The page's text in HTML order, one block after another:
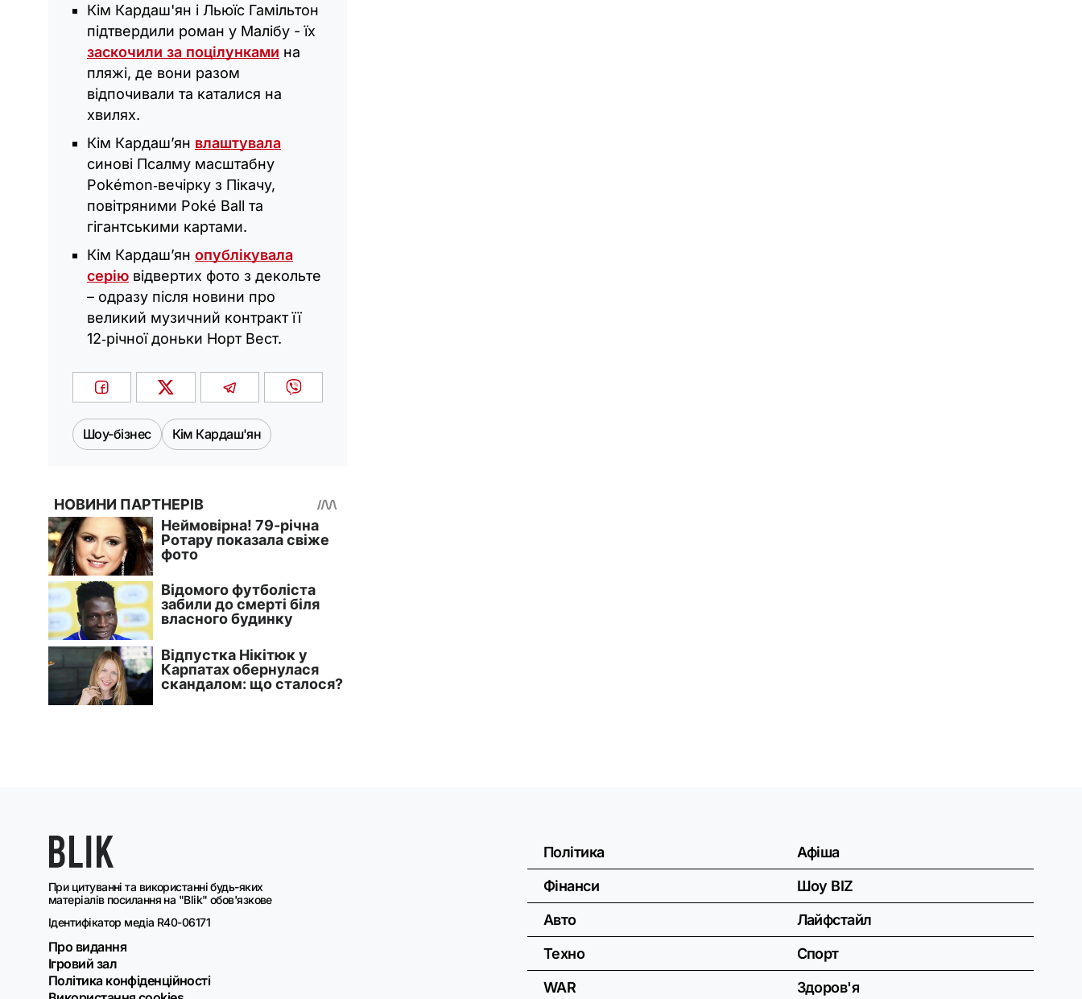
Кім Кардаш'ян і Льюїс Гамільтон
підтвердили роман у Малібу - їх
заскочили за поцілунками на
пляжі, де вони разом
відпочивали та каталися на
хвилях.
Кім Кардаш’ян влаштувала
синові Псалму масштабну
Pokémon‑вечірку з Пікачу,
повітряними Poké Ball та
гігантськими картами.
Кім Кардаш’ян опублікувала
серію відвертих фото з декольте
– одразу після новини про
великий музичний контракт її
12‑річної доньки Норт Вест.
Шоу-бізнес Кім Кардаш'ян
При цитуванні та використанні будь-яких
матеріалів посилання на "Blik" обов'язкове
Ідентифікатор медіа R40-06171
Про видання
Ігровий зал
Політика конфіденційності
Політика
Фінанси
Авто
Техно
WAR
Афіша
Шоу BIZ
Лайфстайл
Спорт
Здоров'я